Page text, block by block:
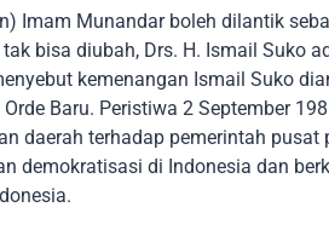
Imam Munandar boleh dilantik
bisa diubah, Drs. H. Ismail Suko
kemenangan Ismail Suko
Baru. Peristiwa 2 September
daerah terhadap pemerintah pusat
demokratisasi di Indonesia dan